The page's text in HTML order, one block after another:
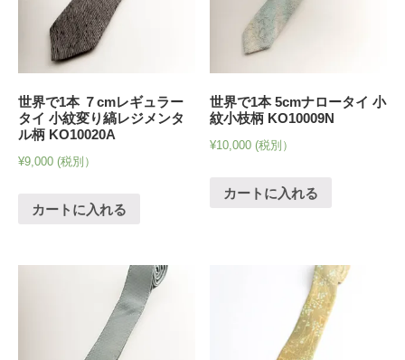
世界で1本 ７cmレギュラー
タイ 小紋変り縞レジメンタ
ル柄 KO10020A
¥9,000 (税別）
カートに入れる
世界で1本 5cmナロータイ 小
紋小枝柄 KO10009N
¥10,000 (税別）
カートに入れる